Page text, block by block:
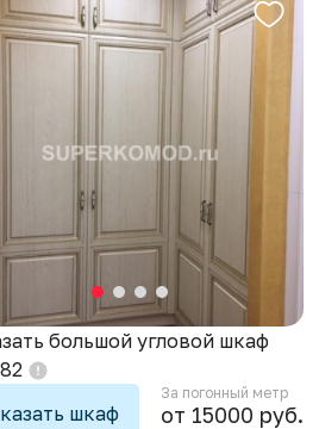
большой угловой шкаф
шкаф
За погонный метр
от 15000 руб.